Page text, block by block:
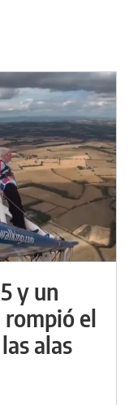
y un
rompió el
alas